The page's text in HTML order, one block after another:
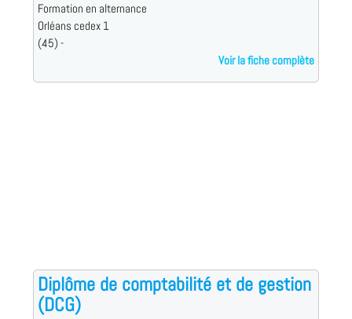
Formation en alternance
Orléans cedex 1
(45) -
Voir la fiche complète
Diplôme de comptabilité et de gestion
(DCG)